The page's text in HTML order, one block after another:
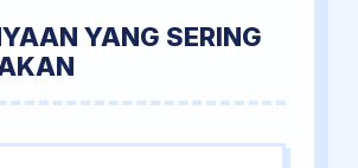
YANG SERING